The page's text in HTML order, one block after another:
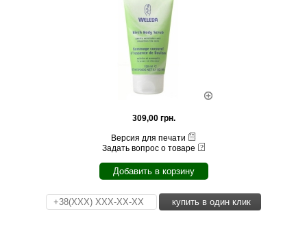
309,00 грн.
Версия для печати
Задать вопрос о товаре
Добавить в корзину
купить в один клик